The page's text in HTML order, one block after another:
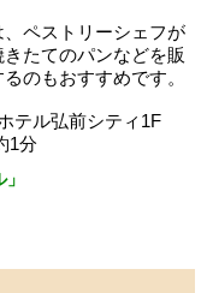
ペストリーシェフが
たてのパンなどを販
のもおすすめです。
テル弘前シティ1F
1分
」